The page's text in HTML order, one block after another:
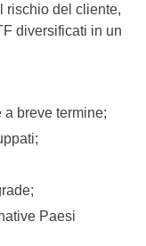
rischio del cliente,
diversificati in un
breve termine;
Paesi